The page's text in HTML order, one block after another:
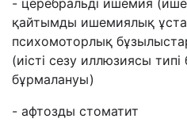
- церебральді ишемия
қайтымды ишемиялық
психомоторлық
(иісті сезу иллюзиясы
бұрмалануы)
- афтозды стоматит